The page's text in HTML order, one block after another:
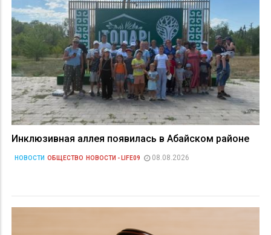
Инклюзивная аллея появилась в Абайском районе
НОВОСТИ ОБЩЕСТВО НОВОСТИ - LIFE09 08.08.2026